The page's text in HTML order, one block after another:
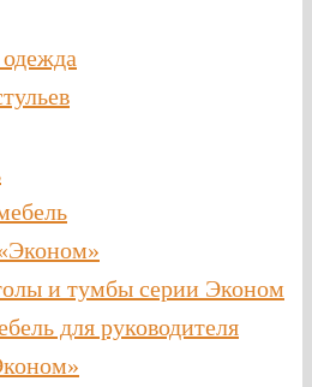
и тумбы серии Эконом
для руководителя